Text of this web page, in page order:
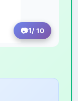
1/ 10